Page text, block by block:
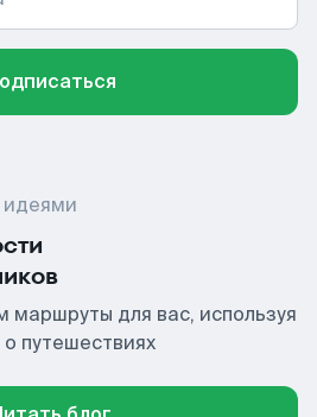
для вас, используя
путешествиях